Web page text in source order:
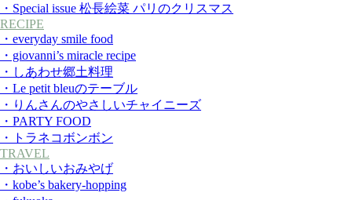
・Special issue 松長絵菜 パリのクリスマス
RECIPE
・everyday smile food
・giovanni’s miracle recipe
・しあわせ郷土料理
・Le petit bleuのテーブル
・りんさんのやさしいチャイニーズ
・PARTY FOOD
・トラネコボンボン
TRAVEL
・おいしいおみやげ
・kobe’s bakery-hopping